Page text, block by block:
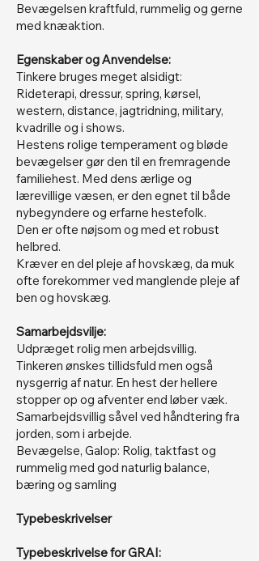
Bevægelsen kraftfuld, rummelig og gerne
med knæaktion.
Egenskaber og Anvendelse:
Tinkere bruges meget alsidigt:
Rideterapi, dressur, spring, kørsel,
western, distance, jagtridning, military,
kvadrille og i shows.
Hestens rolige temperament og bløde
bevægelser gør den til en fremragende
familiehest. Med dens ærlige og
lærevillige væsen, er den egnet til både
nybegyndere og erfarne hestefolk.
Den er ofte nøjsom og med et robust
helbred.
Kræver en del pleje af hovskæg, da muk
ofte forekommer ved manglende pleje af
ben og hovskæg.
Samarbejdsvilje:
Udpræget rolig men arbejdsvillig.
Tinkeren ønskes tillidsfuld men også
nysgerrig af natur. En hest der hellere
stopper op og afventer end løber væk.
Samarbejdsvillig såvel ved håndtering fra
jorden, som i arbejde.
Bevægelse, Galop: Rolig, taktfast og
rummelig med god naturlig balance,
bæring og samling
Typebeskrivelser
Typebeskrivelse for GRAI: